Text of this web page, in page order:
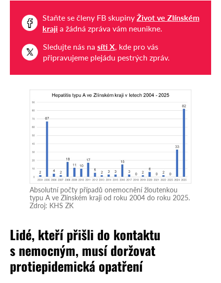
Staňte se členy FB skupiny Život ve Zlínském
kraji a žádná zpráva vám neunikne.
Sledujte nás na síti X, kde pro vás
připravujeme plejádu pestrých zpráv.
Absolutní počty případů onemocnění žloutenkou
typu A ve Zlínském kraji od roku 2004 do roku 2025.
Zdroj: KHS ZK
Lidé, kteří přišli do kontaktu
s nemocným, musí doržovat
protiepidemická opatření